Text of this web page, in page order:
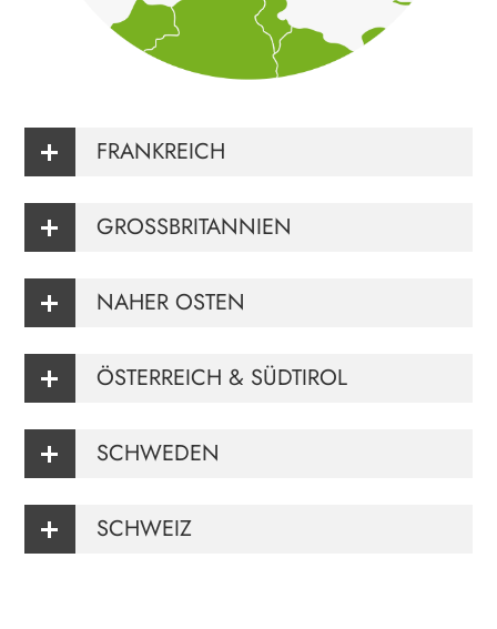
FRANKREICH
GROSSBRITANNIEN
NAHER OSTEN
ÖSTERREICH & SÜDTIROL
SCHWEDEN
SCHWEIZ